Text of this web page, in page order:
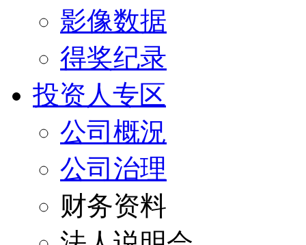
影像数据
得奖纪录
投资人专区
公司概況
公司治理
财务资料